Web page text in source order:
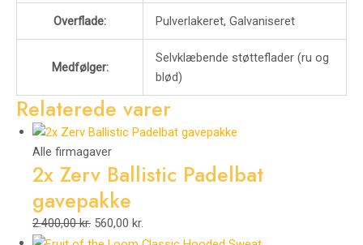
Overflade: Pulverlakeret, Galvaniseret
Medfølger:
Selvklæbende støtteflader (ru og
blød)
Relaterede varer
Alle firmagaver
2x Zerv Ballistic Padelbat
gavepakke
2.400,00kr. 560,00 kr.